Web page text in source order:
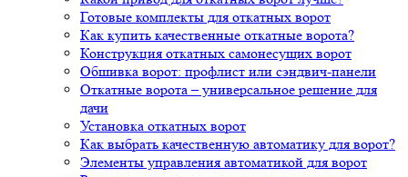
Готовые комплекты для откатных ворот
Как купить качественные откатные ворота?
Конструкция откатных самонесущих ворот
Обшивка ворот: профлист или сэндвич-панели
Откатные ворота – универсальное решение для
дачи
Установка откатных ворот
Как выбрать качественную автоматику для ворот?
Элементы управления автоматикой для ворот